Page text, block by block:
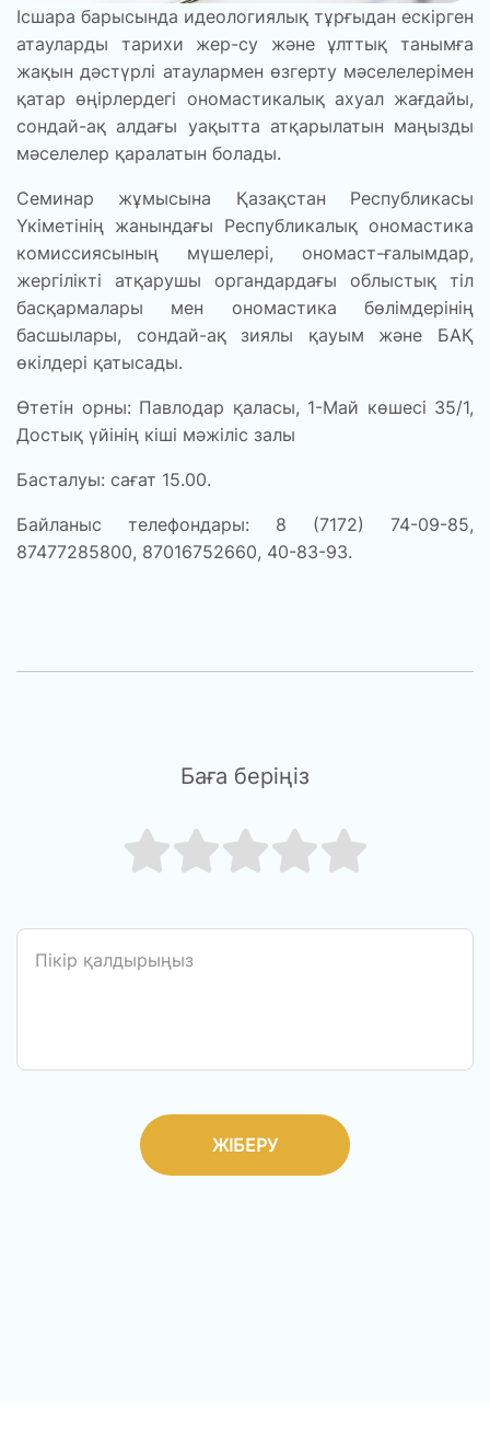
Ісшара барысында идеологиялық тұрғыдан ескірген
атауларды тарихи жер-су және ұлттық танымға
жақын дәстүрлі атаулармен өзгерту мәселелерімен
қатар өңірлердегі ономастикалық ахуал жағдайы,
сондай-ақ алдағы уақытта атқарылатын маңызды
мәселелер қаралатын болады.
Семинар жұмысына Қазақстан Республикасы
Үкіметінің жанындағы Республикалық ономастика
комиссиясының мүшелері, ономаст-ғалымдар,
жергілікті атқарушы органдардағы облыстық тіл
басқармалары мен ономастика бөлімдерінің
басшылары, сондай-ақ зиялы қауым және БАҚ
өкілдері қатысады.
Өтетін орны: Павлодар қаласы, 1-Май көшесі 35/1,
Достық үйінің кіші мәжіліс залы
Басталуы: сағат 15.00.
Байланыс телефондары: 8 (7172) 74-09-85,
87477285800, 87016752660, 40-83-93.
Баға беріңіз
ЖІБЕРУ